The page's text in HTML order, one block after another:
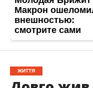
Опубліковано07.12.2023